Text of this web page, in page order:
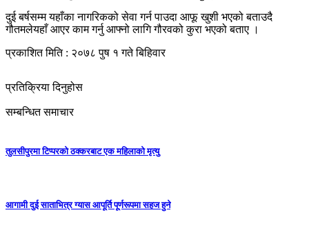
दुई बर्षसम्म यहाँका नागरिकको सेवा गर्न पाउदा आफू खुशी भएको बताउदै
गौतमलेयहाँ आएर काम गर्नु आफ्नो लागि गौरवको कुरा भएको बताए ।
प्रकाशित मिति : २०७८ पुष १ गते बिहिवार
प्रतिक्रिया दिनुहोस
सम्बन्धित समाचार
तुलसीपुरमा टिप्परको ठक्करबाट एक महिलाको मृत्यु
आगामी दुई साताभित्र ग्यास आपूर्ति पूर्णरूपमा सहज हुने